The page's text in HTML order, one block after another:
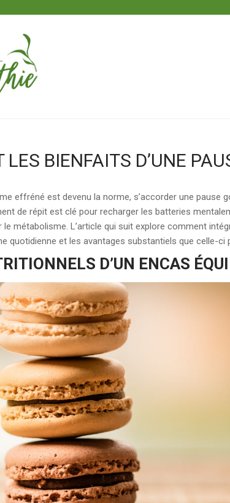
LES BIENFAITS D’UNE
effréné est devenu la norme, s’accorder une pause
de répit est clé pour recharger les batteries
métabolisme. L’article qui suit explore comment
quotidienne et les avantages substantiels que celle-
D’UN ENCAS